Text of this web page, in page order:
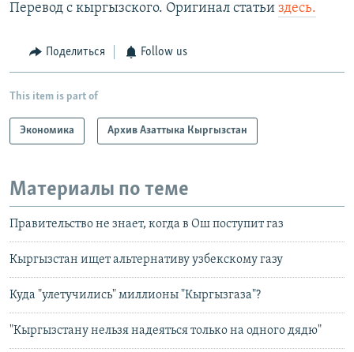
Перевод с кыргызского. Оригинал статьи здесь.
Поделиться Follow us
This item is part of
Экономика Архив Азаттыка Кыргызстан
Материалы по теме
Правительство не знает, когда в Ош поступит газ
Кыргызстан ищет альтернативу узбекскому газу
Куда "улетучились" миллионы "Кыргызгаза"?
"Кыргызстану нельзя надеяться только на одного дядю"